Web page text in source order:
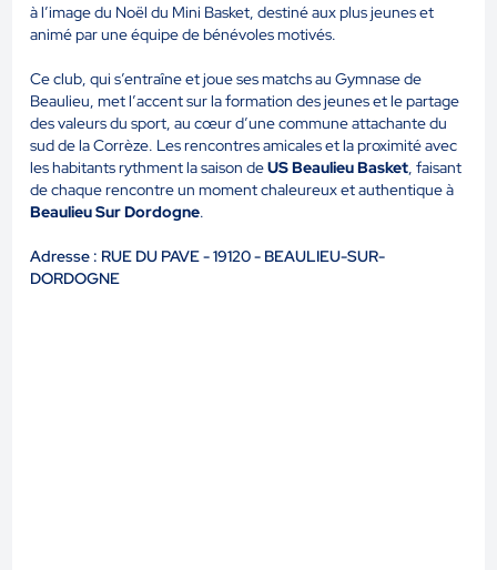
à l’image du Noël du Mini Basket, destiné aux plus jeunes et
animé par une équipe de bénévoles motivés.
Ce club, qui s’entraîne et joue ses matchs au Gymnase de
Beaulieu, met l’accent sur la formation des jeunes et le partage
des valeurs du sport, au cœur d’une commune attachante du
sud de la Corrèze. Les rencontres amicales et la proximité avec
les habitants rythment la saison deUS Beaulieu Basket, faisant
de chaque rencontre un moment chaleureux et authentique à
Beaulieu Sur Dordogne.
Adresse : RUE DU PAVE - 19120 - BEAULIEU-SUR-
DORDOGNE